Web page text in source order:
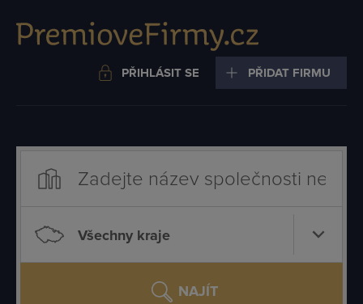
PŘIHLÁSIT SE PŘIDAT FIRMU
Všechny kraje
NAJÍT